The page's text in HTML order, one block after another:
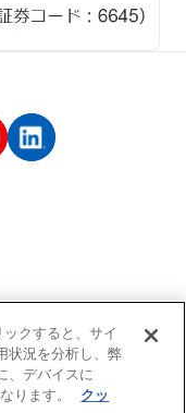
ト運用ポリシー
ックすると、サイ
状況を分析し、弊
、デバイスに
ります。
クッ